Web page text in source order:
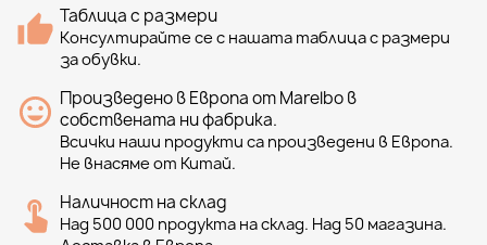
Таблица с размери
Консултирайте се с нашата таблица с размери
за обувки.
Произведено в Европа от Marelbo в
собствената ни фабрика.
Всички наши продукти са произведени в Европа.
Не внасяме от Китай.
Наличност на склад
Над 500 000 продукта на склад. Над 50 магазина.